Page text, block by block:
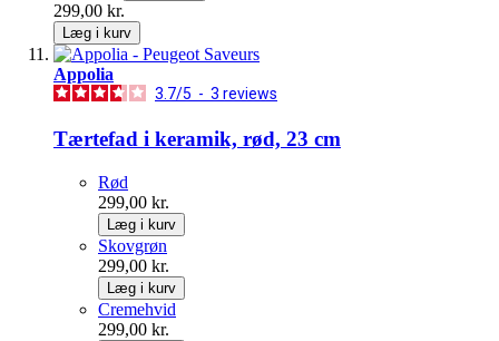
299,00 kr.
Læg i kurv
Appolia
3.7/5 - 3 reviews
Tærtefad i keramik, rød, 23 cm
Rød
299,00 kr.
Læg i kurv
Skovgrøn
299,00 kr.
Læg i kurv
Cremehvid
299,00 kr.